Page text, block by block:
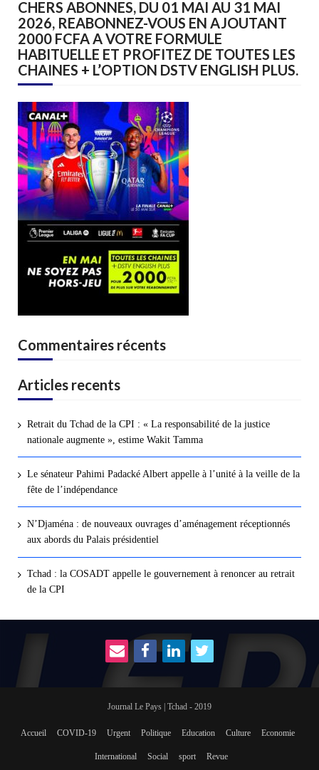
CHERS ABONNES, DU 01 MAI AU 31 MAI
2026, REABONNEZ-VOUS EN AJOUTANT
2000 FCFA A VOTRE FORMULE
HABITUELLE ET PROFITEZ DE TOUTES LES
CHAINES + L’OPTION DSTV ENGLISH PLUS.
Commentaires récents
Articles recents
Retrait du Tchad de la CPI : « La responsabilité de la justice
nationale augmente », estime Wakit Tamma
Le sénateur Pahimi Padacké Albert appelle à l’unité à la veille de la
fête de l’indépendance
N’Djaména : de nouveaux ouvrages d’aménagement réceptionnés
aux abords du Palais présidentiel
Tchad : la COSADT appelle le gouvernement à renoncer au retrait
de la CPI
Journal Le Pays | Tchad - 2019
Accueil COVID-19 Urgent Politique Education Culture Economie
International Social sport Revue